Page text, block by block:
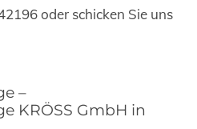
oder schicken Sie uns
–
KRÖSS GmbH in